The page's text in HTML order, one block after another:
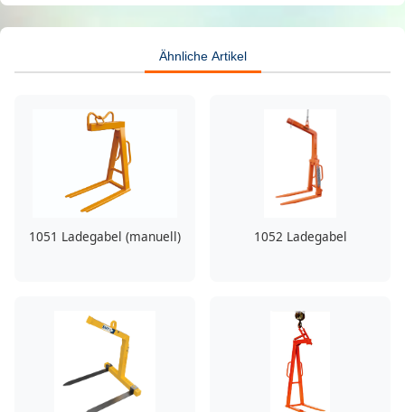
Ähnliche Artikel
1051 Ladegabel (manuell) 1052 Ladegabel